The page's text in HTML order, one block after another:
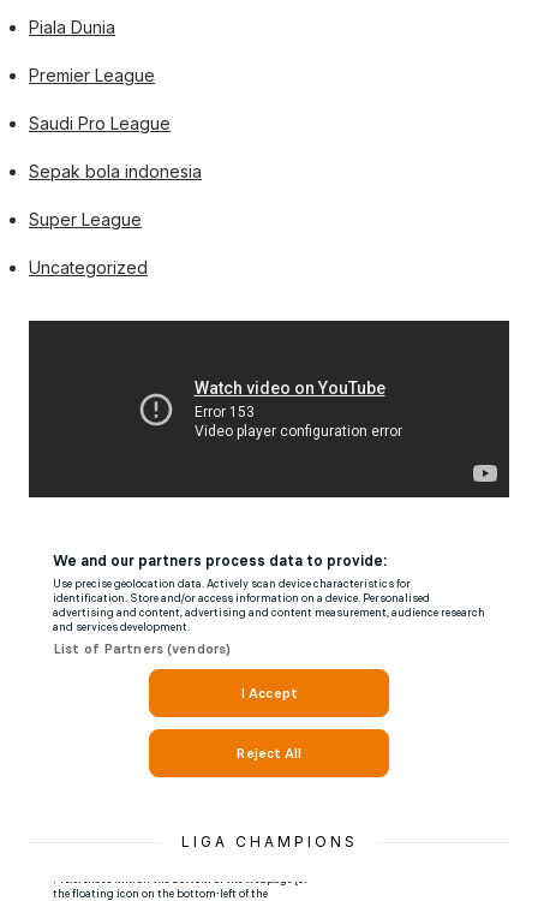
Piala Dunia
Premier League
Saudi Pro League
Sepak bola indonesia
Super League
Uncategorized
LIGA CHAMPIONS